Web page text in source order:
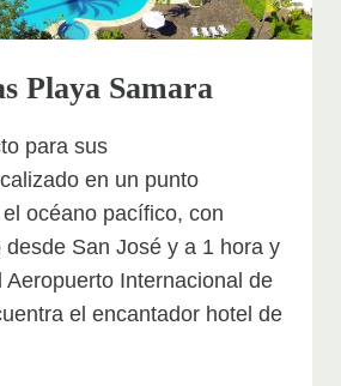
Playa Samara
para sus
en un punto
océano pacífico, con
San José y a 1 hora y
Aeropuerto Internacional de
el encantador hotel de